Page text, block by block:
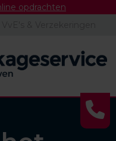
opdrachten